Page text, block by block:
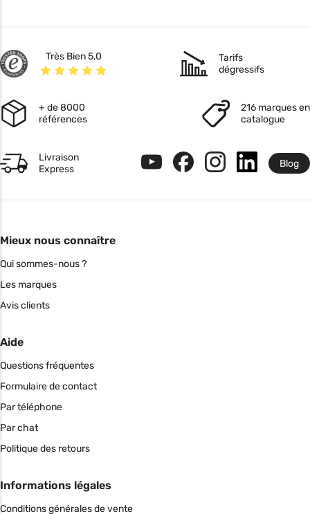
Très Bien 5,0
Tarifs
dégressifs
+ de 8000
références
216 marques en
catalogue
Livraison
Express
Blog
Mieux nous connaître
Qui sommes-nous ?
Les marques
Avis clients
Aide
Questions fréquentes
Formulaire de contact
Par téléphone
Par chat
Politique des retours
Informations légales
Conditions générales de vente